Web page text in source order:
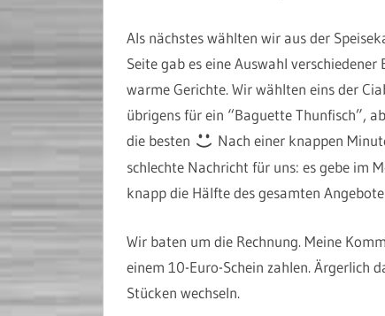
Als nächstes wählten wir aus der
Seite gab es eine Auswahl
warme Gerichte. Wir wählten eins der
übrigens für ein “Baguette Thunfisch”,
die besten
Nach einer knappen
schlechte Nachricht für uns: es gebe im
knapp die Hälfte des gesamten
Wir baten um die Rechnung. Meine
einem 10-Euro-Schein zahlen. Ärgerlich
Stücken wechseln.